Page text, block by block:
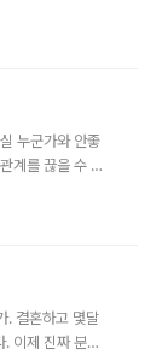
누군가와 안좋
계를 끊을 수 없
둥지를 틀면서
와 나머지 공간
가 1/3만한 유리
았다. 그런데 그
. 결혼하고 몇달
이제 진짜 분가